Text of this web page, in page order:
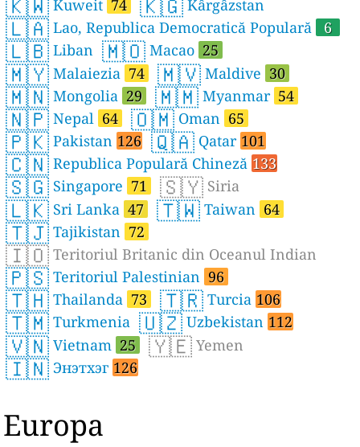
🇰🇼 Kuweit 74 🇰🇬 Kârgâzstan
🇱🇦 Lao, Republica Democratică Populară 6
🇱🇧 Liban 🇲🇴 Macao 25
🇲🇾 Malaiezia 74 🇲🇻 Maldive 30
🇲🇳 Mongolia 29 🇲🇲 Myanmar 54
🇳🇵 Nepal 64 🇴🇲 Oman 65
🇵🇰 Pakistan 126 🇶🇦 Qatar 101
🇨🇳 Republica Populară Chineză 133
🇸🇬 Singapore 71 🇸🇾 Siria
🇱🇰 Sri Lanka 47 🇹🇼 Taiwan 64
🇹🇯 Tajikistan 72
🇮🇴 Teritoriul Britanic din Oceanul Indian
🇵🇸 Teritoriul Palestinian 96
🇹🇭 Thailanda 73 🇹🇷 Turcia 106
🇹🇲 Turkmenia 🇺🇿 Uzbekistan 112
🇻🇳 Vietnam 25 🇾🇪 Yemen
🇮🇳 Энэтхэг 126
Europa